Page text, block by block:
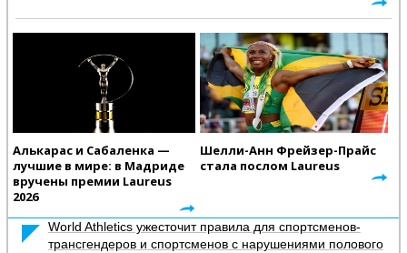
Алькарас и Сабаленка —
лучшие в мире: в Мадриде
вручены премии Laureus
2026
Шелли-Анн Фрейзер-Прайс
стала послом Laureus
World Athletics ужесточит правила для спортсменов-
трансгендеров и спортсменов с нарушениями полового